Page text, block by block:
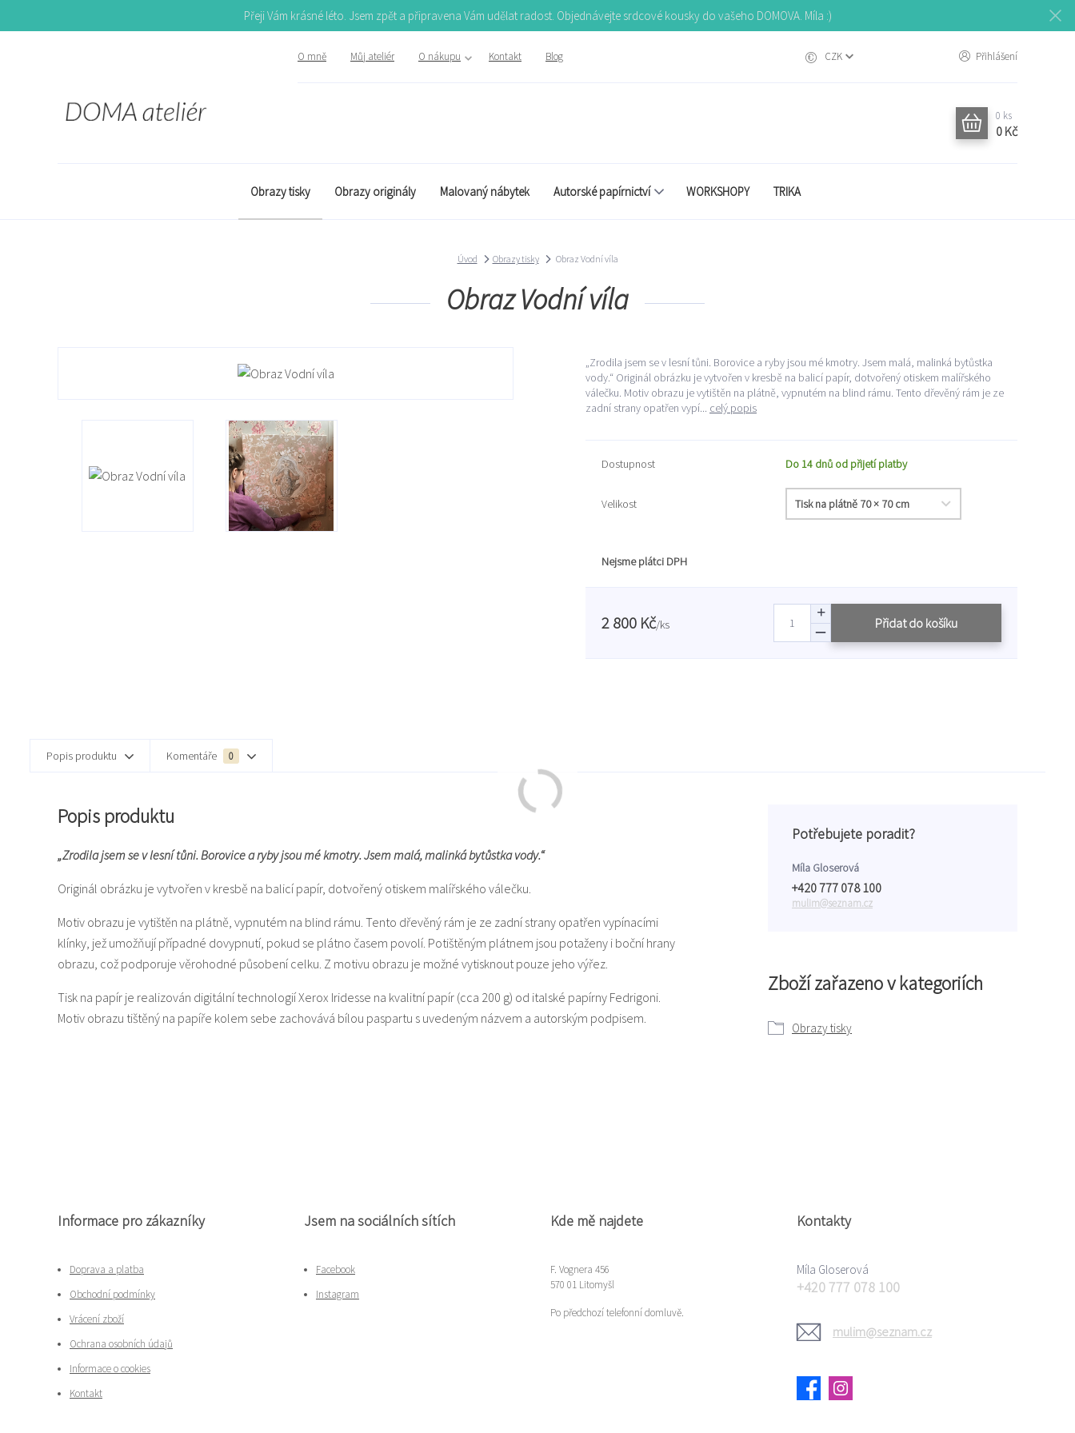
Přeji Vám krásné léto. Jsem zpět a připravena Vám udělat radost. Objednávejte srdcové kousky do vašeho DOMOVA. Míla :)
O mně Můj ateliér O nákupu Kontakt Blog CZK Přihlášení
0 ks
0 Kč
Obrazy tisky Obrazy originály Malovaný nábytek Autorské papírnictví WORKSHOPY TRIKA
Úvod Obrazy tisky Obraz Vodní víla
Obraz Vodní víla
„Zrodila jsem se v lesní tůni. Borovice a ryby jsou mé kmotry. Jsem malá, malinká bytůstka
vody.“ Originál obrázku je vytvořen v kresbě na balicí papír, dotvořený otiskem malířského
válečku. Motiv obrazu je vytištěn na plátně, vypnutém na blind rámu. Tento dřevěný rám je ze
zadní strany opatřen vypí... celý popis
Dostupnost Do 14 dnů od přijetí platby
Velikost
Nejsme plátci DPH
2 800 Kč/ks Přidat do košíku
Popis produktu Komentáře 0
Popis produktu
„Zrodila jsem se v lesní tůni. Borovice a ryby jsou mé kmotry. Jsem malá, malinká bytůstka vody.“
Originál obrázku je vytvořen v kresbě na balicí papír, dotvořený otiskem malířského válečku.
Motiv obrazu je vytištěn na plátně, vypnutém na blind rámu. Tento dřevěný rám je ze zadní strany opatřen vypínacími
klínky, jež umožňují případné dovypnutí, pokud se plátno časem povolí. Potištěným plátnem jsou potaženy i boční hrany
obrazu, což podporuje věrohodné působení celku. Z motivu obrazu je možné vytisknout pouze jeho výřez.
Tisk na papír je realizován digitální technologií Xerox Iridesse na kvalitní papír (cca 200 g) od italské papírny Fedrigoni.
Motiv obrazu tištěný na papíře kolem sebe zachovává bílou paspartu s uvedeným názvem a autorským podpisem.
Zboží zařazeno v kategoriích
Obrazy tisky
Potřebujete poradit?
Míla Gloserová
+420 777 078 100
mulim@seznam.cz
Informace pro zákazníky
Doprava a platba
Obchodní podmínky
Vrácení zboží
Ochrana osobních údajů
Informace o cookies
Kontakt
Jsem na sociálních sítích
Facebook
Instagram
Kde mě najdete
F. Vognera 456
570 01 Litomyšl
Po předchozí telefonní domluvě.
Kontakty
Míla Gloserová
+420 777 078 100
mulim@seznam.cz